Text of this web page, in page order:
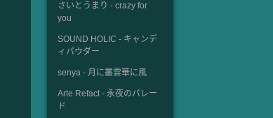
さいとうまり - crazy for
you
SOUND HOLIC - キャンデ
ィパウダー
senya - 月に叢雲華に風
Arte Refact - 永夜のパレー
ド